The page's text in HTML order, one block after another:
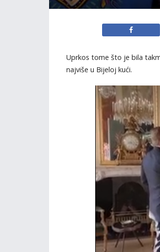
Uprkos tome što je bila
najviše u Bijeloj kući.